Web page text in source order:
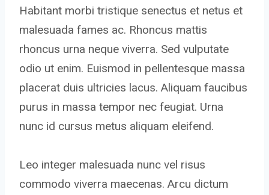
Habitant morbi tristique senectus et netus et
malesuada fames ac. Rhoncus mattis
rhoncus urna neque viverra. Sed vulputate
odio ut enim. Euismod in pellentesque massa
placerat duis ultricies lacus. Aliquam faucibus
purus in massa tempor nec feugiat. Urna
nunc id cursus metus aliquam eleifend.
Leo integer malesuada nunc vel risus
commodo viverra maecenas. Arcu dictum